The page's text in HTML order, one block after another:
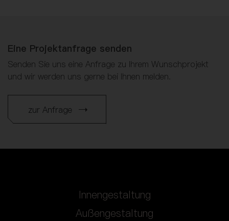
Eine Projektanfrage senden
Senden Sie uns eine Anfrage zu Ihrem Wunschprojekt
und wir werden uns gerne bei Ihnen melden.
zur Anfrage
Innengestaltung
Außengestaltung